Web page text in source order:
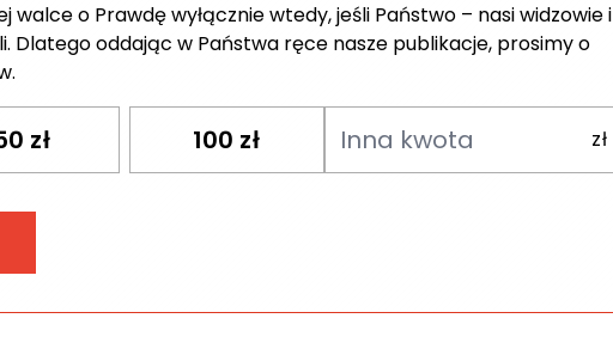
walce o Prawdę wyłącznie wtedy, jeśli Państwo – nasi widzowie i
Dlatego oddając w Państwa ręce nasze publikacje, prosimy o
zł 100 zł